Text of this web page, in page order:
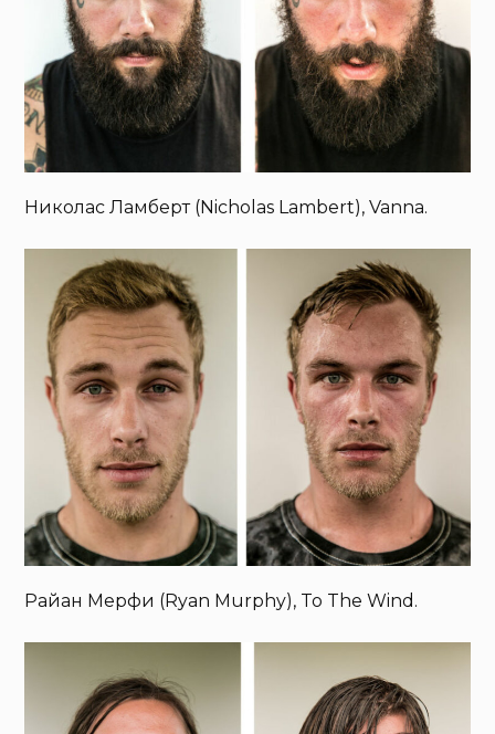
Николас Ламберт (Nicholas Lambert), Vanna.
Райан Мерфи (Ryan Murphy), To The Wind.